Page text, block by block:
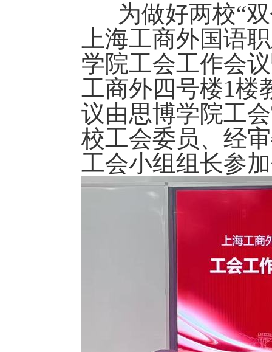
为做好两校“双
上海工商外国语
学院工会工作会
工商外四号楼1楼
议由思博学院工
校工会委员、经
工会小组组长参